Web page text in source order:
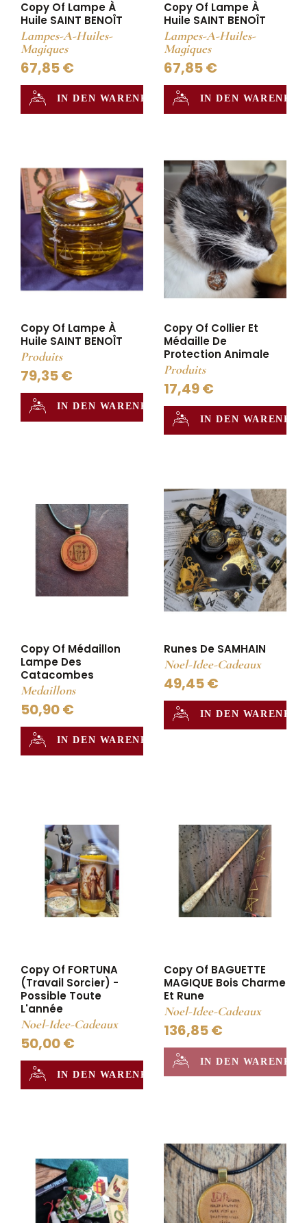
Copy Of Lampe À
Huile SAINT BENOÎT
Lampes-A-Huiles-
Magiques
67,85 €
IN DEN WARENKORB
Copy Of Lampe À
Huile SAINT BENOÎT
Lampes-A-Huiles-
Magiques
67,85 €
IN DEN
Copy Of Lampe À
Huile SAINT BENOÎT
Produits
79,35 €
IN DEN WARENKORB
Copy Of Collier Et
Médaille De
Protection Animale
Produits
17,49 €
IN DEN
Copy Of Médaillon
Lampe Des
Catacombes
Medaillons
50,90 €
IN DEN WARENKORB
Runes De SAMHAIN
Noel-Idee-Cadeaux
49,45 €
IN DEN
Copy Of FORTUNA
(Travail Sorcier) -
Possible Toute
L'année
Noel-Idee-Cadeaux
50,00 €
IN DEN WARENKORB
Copy Of BAGUETTE
MAGIQUE Bois Charme
Et Rune
Noel-Idee-Cadeaux
136,85 €
IN DEN